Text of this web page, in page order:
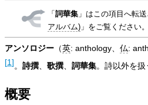
「 詞華集」はこの項目へ転
アルバム)」をご覧ください。
アンソロジー（英: anthology、 仏:
[1]。 詩撰、 歌撰、 詞華集。詩以外を扱
概要